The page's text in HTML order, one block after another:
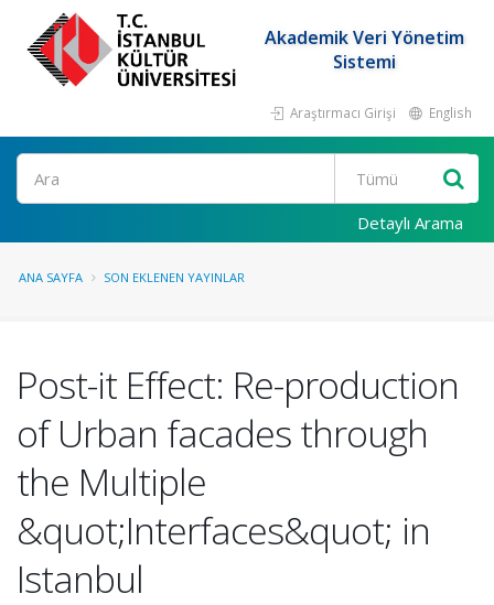
Akademik Veri Yönetim
Sistemi
Araştırmacı Girişi English
Ara
Detaylı Arama
ANA SAYFA SON EKLENEN YAYINLAR
Post-it Effect: Re-production
of Urban facades through
the Multiple
&quot;Interfaces&quot; in
Istanbul